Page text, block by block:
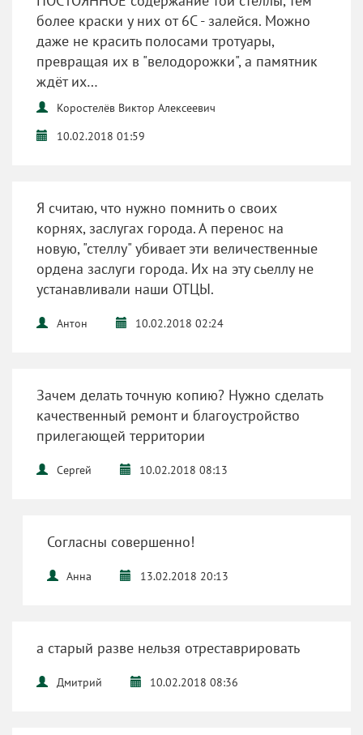
более краски у них от 6С - залейся. Можно
даже не красить полосами тротуары,
превращая их в "велодорожки", а памятник
ждёт их…
Коростелёв Виктор Алексеевич
10.02.2018 01:59
Я считаю, что нужно помнить о своих
корнях, заслугах города. А перенос на
новую, "стеллу" убивает эти величественные
ордена заслуги города. Их на эту сьеллу не
устанавливали наши ОТЦЫ.
Антон 10.02.2018 02:24
Зачем делать точную копию? Нужно сделать
качественный ремонт и благоустройство
прилегающей территории
Сергей 10.02.2018 08:13
Согласны совершенно!
Анна 13.02.2018 20:13
а старый разве нельзя отреставрировать
Дмитрий 10.02.2018 08:36